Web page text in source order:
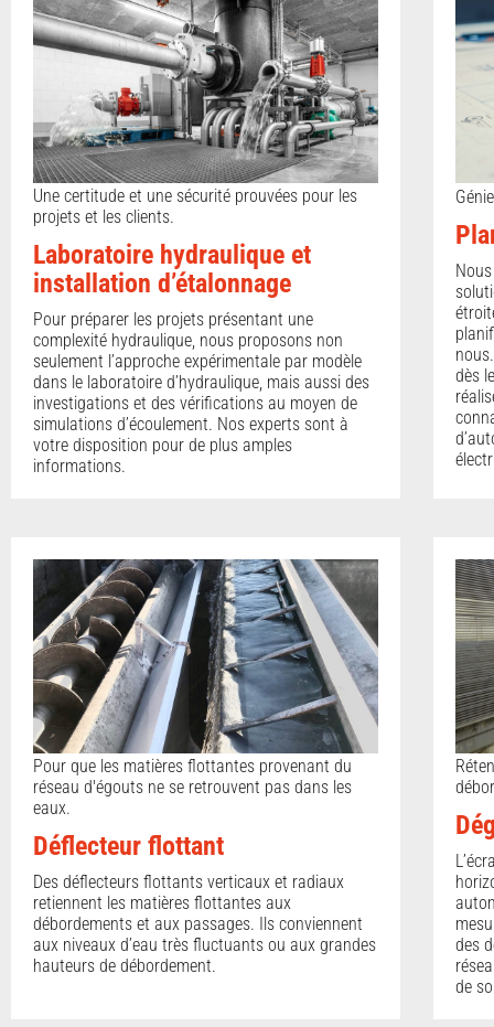
Une certitude et une sécurité prouvées pour les
projets et les clients.
Laboratoire hydraulique et
installation d’étalonnage
Pour préparer les projets présentant une
complexité hydraulique, nous proposons non
seulement l’approche expérimentale par modèle
dans le laboratoire d’hydraulique, mais aussi des
investigations et des vérifications au moyen de
simulations d’écoulement. Nos experts sont à
votre disposition pour de plus amples
informations.
dès
Pour que les matières flottantes provenant du
réseau d'égouts ne se retrouvent pas dans les
eaux.
Déflecteur flottant
Des déflecteurs flottants verticaux et radiaux
retiennent les matières flottantes aux
débordements et aux passages. Ils conviennent
aux niveaux d’eau très fluctuants ou aux grandes
hauteurs de débordement.
des
de